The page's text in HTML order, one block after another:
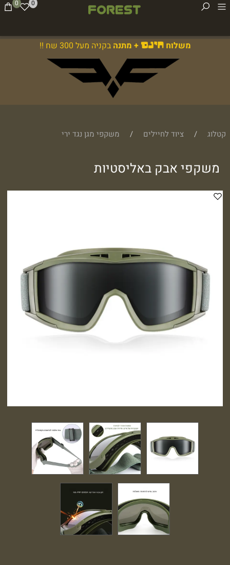
משלוחחינם + מתנהבקניה מעל 300 שח !!
0 0
קטלוג / ציוד לחיילים / משקפי מגן נגד ירי
משקפי אבק באליסטיות